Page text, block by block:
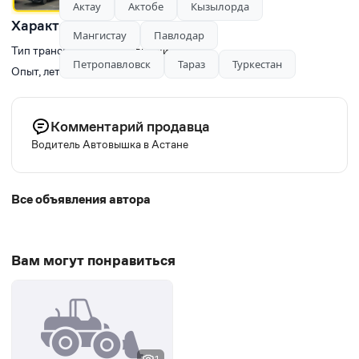
Характеристики
Тип транспорта
Автовышки
Опыт, лет
4
Комментарий продавца
Водитель Автовышка в Астане
Все объявления автора
Вам могут понравиться
Актау Актобе
Кызылорда
Мангистау
Павлодар
Петропавловск
Тараз Туркестан